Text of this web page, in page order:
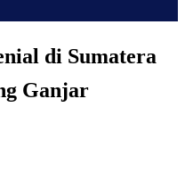
di Sumatera
Ganjar